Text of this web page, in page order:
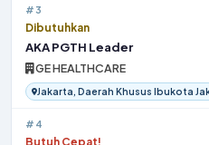
#3
Dibutuhkan
AKA PGTH Leader
GE HEALTHCARE
Jakarta, Daerah Khusus Ibukota
#4
Butuh Cepat!